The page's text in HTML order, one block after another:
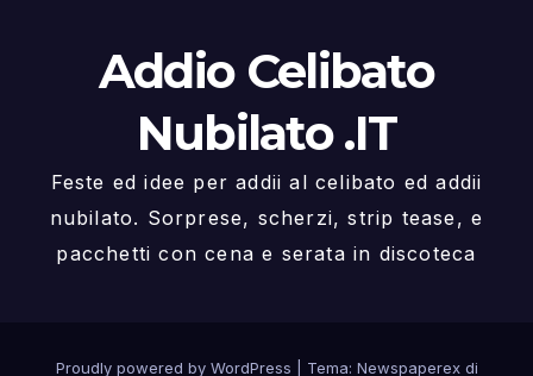
Addio Celibato
Nubilato .IT
Feste ed idee per addii al celibato ed addii
nubilato. Sorprese, scherzi, strip tease, e
pacchetti con cena e serata in discoteca
Proudly powered by WordPress Tema: Newspaperex di